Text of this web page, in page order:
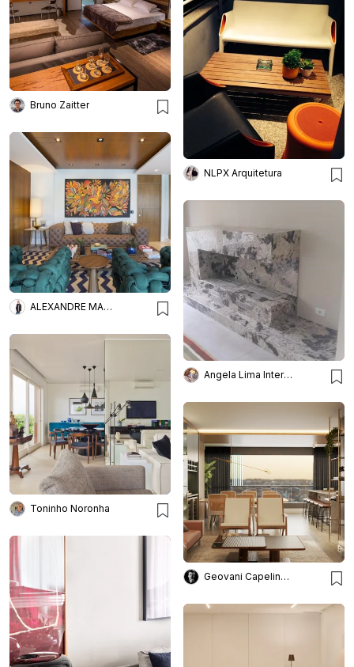
Bruno Zaitter
NLPX Arquitetura
ALEXANDRE MAGNO ARQUITETURA
Angela Lima Interiores
Toninho Noronha
Geovani Capelina Arquitetura